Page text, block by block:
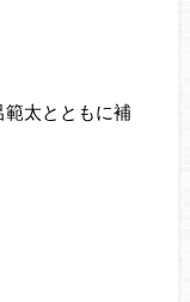
太とともに補